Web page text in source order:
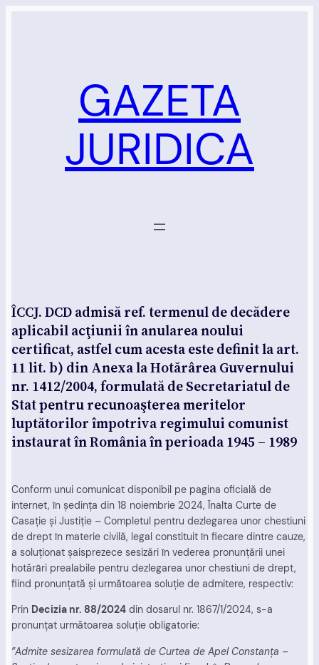
GAZETA
JURIDICA
ÎCCJ. DCD admisă ref. termenul de decădere
aplicabil acţiunii în anularea noului
certificat, astfel cum acesta este definit la art.
11 lit. b) din Anexa la Hotărârea Guvernului
nr. 1412/2004, formulată de Secretariatul de
Stat pentru recunoaşterea meritelor
luptătorilor împotriva regimului comunist
instaurat în România în perioada 1945 – 1989
Conform unui comunicat disponibil pe pagina oficială de
internet, în şedinţa din 18 noiembrie 2024, Înalta Curte de
Casaţie şi Justiţie – Completul pentru dezlegarea unor chestiuni
de drept în materie civilă, legal constituit în fiecare dintre cauze,
a soluționat șaisprezece sesizări în vederea pronunțării unei
hotărâri prealabile pentru dezlegarea unor chestiuni de drept,
fiind pronunțată și următoarea soluție de admitere, respectiv:
Prin Decizia nr. 88/2024 din dosarul nr. 1867/1/2024, s-a
pronunțat următoarea soluție obligatorie:
”Admite sesizarea formulată de Curtea de Apel Constanţa –